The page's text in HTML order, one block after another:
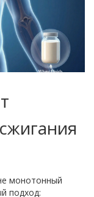
монотонный
подход: